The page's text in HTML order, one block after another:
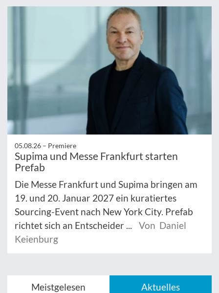
05.08.26 – Premiere
Supima und Messe Frankfurt starten
Prefab
Die Messe Frankfurt und Supima bringen am
19. und 20. Januar 2027 ein kuratiertes
Sourcing-Event nach New York City. Prefab
richtet sich an Entscheider ...
Von Daniel
Keienburg
Meistgelesen Aktuelles